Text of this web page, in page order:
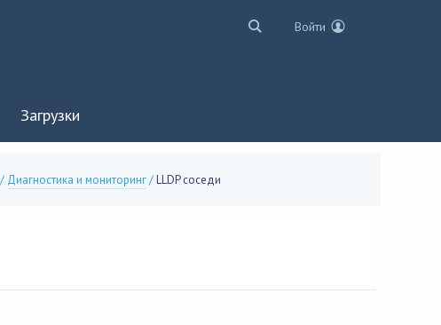
Войти
Загрузки
/ Диагностика и мониторинг/LLDP соседи